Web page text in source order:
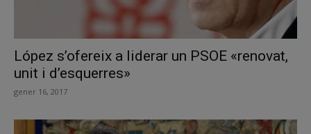
López s’ofereix a liderar un PSOE «renovat,
unit i d’esquerres»
gener 16, 2017